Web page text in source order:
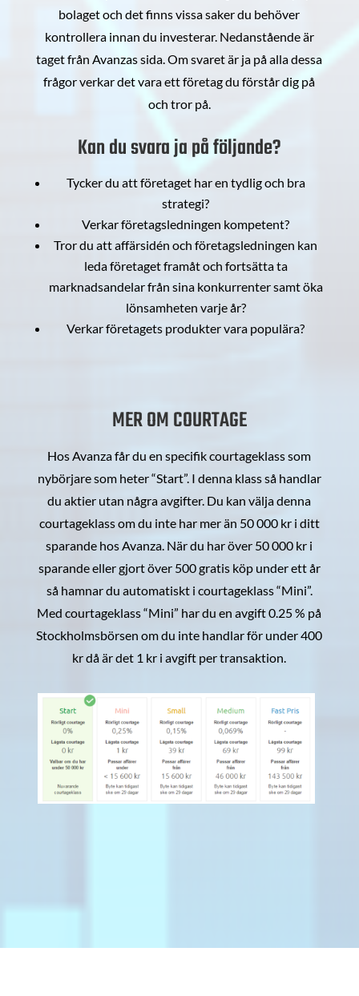
bolaget och det finns vissa saker du behöver
kontrollera innan du investerar. Nedanstående är
taget från Avanzas sida. Om svaret är ja på alla dessa
frågor verkar det vara ett företag du förstår dig på
och tror på.
Kan du svara ja på följande?
Tycker du att företaget har en tydlig och bra
strategi?
Verkar företagsledningen kompetent?
Tror du att affärsidén och företagsledningen kan
leda företaget framåt och fortsätta ta
marknadsandelar från sina konkurrenter samt öka
lönsamheten varje år?
Verkar företagets produkter vara populära?
MER OM COURTAGE
Hos Avanza får du en specifik courtageklass som
nybörjare som heter “Start”. I denna klass så handlar
du aktier utan några avgifter. Du kan välja denna
courtageklass om du inte har mer än 50 000 kr i ditt
sparande hos Avanza. När du har över 50 000 kr i
sparande eller gjort över 500 gratis köp under ett år
så hamnar du automatiskt i courtageklass “Mini”.
Med courtageklass “Mini” har du en avgift 0.25 % på
Stockholmsbörsen om du inte handlar för under 400
kr då är det 1 kr i avgift per transaktion.